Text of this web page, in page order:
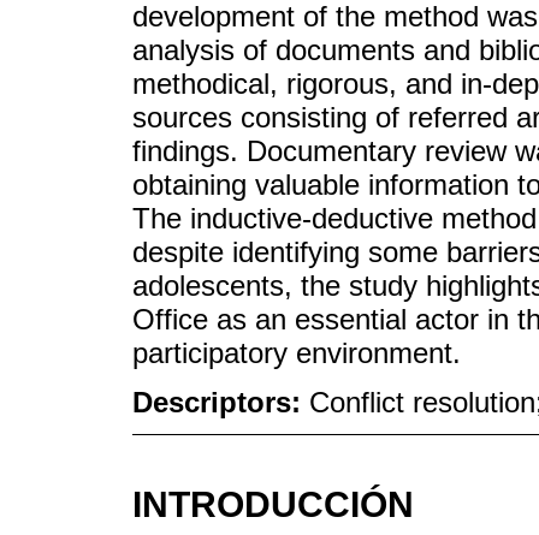
development of the method
analysis of documents and
methodical, rigorous, and in-
sources consisting of referred
findings. Documentary review
obtaining valuable information
The inductive-deductive
despite identifying some
adolescents, the study
Office as an essential actor in
participatory environment.
Descriptors: Conflict
INTRODUCCIÓN